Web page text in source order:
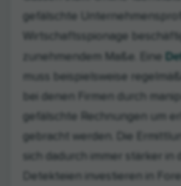
gefälschte
Wirtschaftsspionage
zunehmendem Maße. Eine
muss beispielsweise
bei denen Firmen durch
gefälschte Rechnungen um
gebracht werden. Die
sich dadurch immer stärker in
Detekteien investieren in